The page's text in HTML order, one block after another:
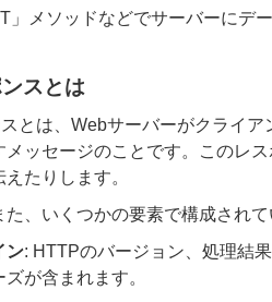
」メソッドなどでサーバーにデ
スとは
とは、Webサーバーがクライ
メッセージのことです。このレ
たりします。
た、いくつかの要素で構成され
ン: HTTPのバージョン、処理結
が含まれます。